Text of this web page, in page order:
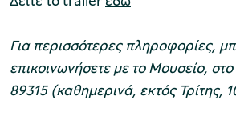
Για περισσότερες πληροφορίες,
επικοινωνήσετε με το Μουσείο,
89315 (καθημερινά, εκτός Τρίτης,